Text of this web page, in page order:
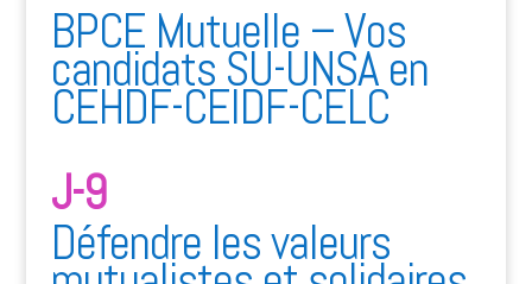
BPCE Mutuelle – Vos
candidats SU-UNSA en
CEHDF-CEIDF-CELC
J-9
Défendre les valeurs